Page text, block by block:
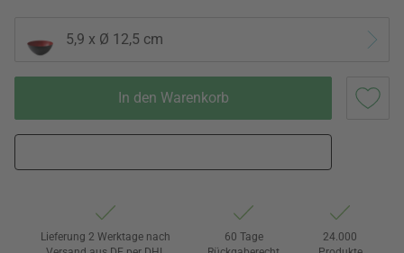
5,9 x Ø 12,5 cm
In den Warenkorb
Lieferung 2 Werktage nach
60 Tage
24.000